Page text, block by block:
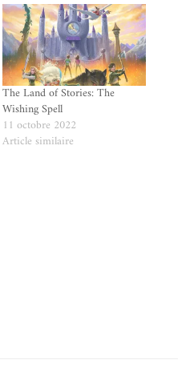
The Land of Stories: The
Wishing Spell
11 octobre 2022
Article similaire